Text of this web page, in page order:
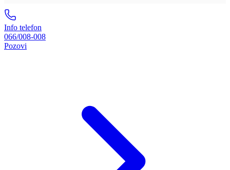
Info telefon
066/008-008
Pozovi